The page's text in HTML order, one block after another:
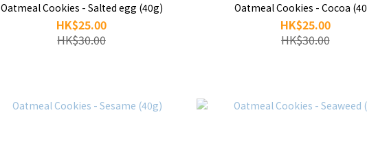
Oatmeal Cookies - Salted egg (40g)
HK$25.00
HK$30.00
Oatmeal Cookies - Cocoa
HK$25.00
HK$30.00